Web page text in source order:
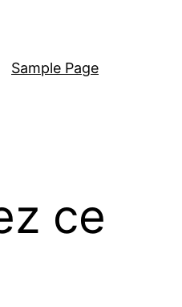
Sample Page
ce